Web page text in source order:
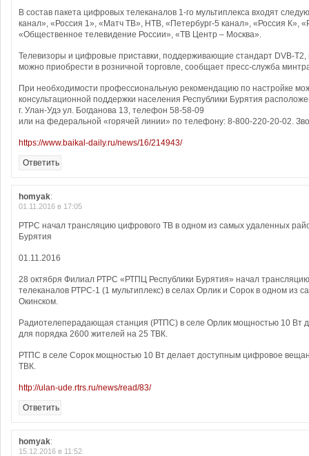
В состав пакета цифровых телеканалов 1-го мультиплекса входят
канал», «Россия 1», «Матч ТВ», НТВ, «Петербург-5 канал», «Россия К»,
«Общественное телевидение России», «ТВ Центр – Москва».
Телевизоры и цифровые приставки, поддерживающие стандарт DVB-T2,
можно приобрести в розничной торговле, сообщает пресс-служба
При необходимости профессиональную рекомендацию по настройке
консультационной поддержки населения Республики Бурятия
г. Улан-Удэ ул. Богданова 13, телефон 58-58-09
или на федеральной «горячей линии» по телефону: 8-800-220-20-02.
https://www.baikal-daily.ru/news/16/214943/
Ответить
homyak:
01.11.2016 в 17:05
РТРС начал трансляцию цифрового ТВ в одном из самых удаленных
Бурятия
01.11.2016
28 октября Филиал РТРС «РТПЦ Республики Бурятия» начал
телеканалов РТРС-1 (1 мультиплекс) в селах Орлик и Сорок в одном из
Окинском.
Радиотелеперадающая станция (РТПС) в селе Орлик мощностью 10 Вт
для порядка 2600 жителей на 25 ТВК.
РТПС в селе Сорок мощностью 10 Вт делает доступным цифровое
ТВК.
http://ulan-ude.rtrs.ru/news/read/83/
Ответить
homyak:
15.12.2016 в 11:52